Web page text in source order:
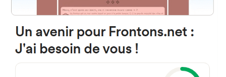
RECHERCHER UN FRONTON
PROPOSER UN FRONTON
49214 Fariza, Castille et Léon